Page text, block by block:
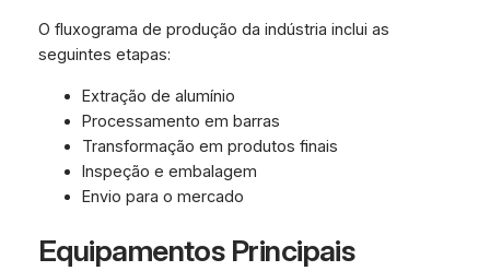
O fluxograma de produção da indústria inclui as
seguintes etapas:
Extração de alumínio
Processamento em barras
Transformação em produtos finais
Inspeção e embalagem
Envio para o mercado
Equipamentos Principais